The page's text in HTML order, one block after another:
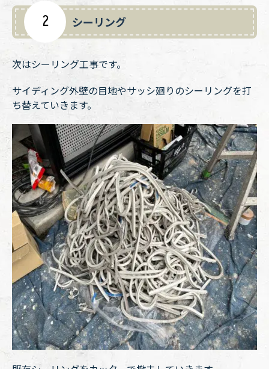
2 シーリング
次はシーリング工事です。
サイディング外壁の目地やサッシ廻りのシーリングを打
ち替えていきます。